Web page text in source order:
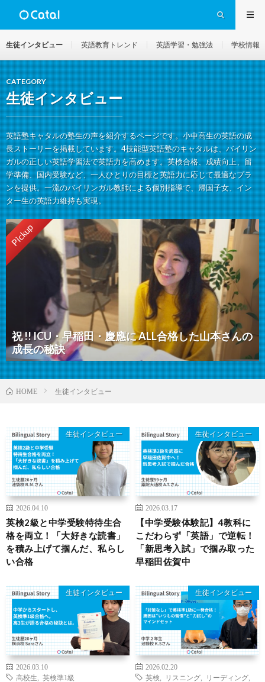
生徒インタビュー 英語教育トレンド 英語学習・勉強法 学校情報
CATEGORY
生徒インタビュー
英語塾キャタルの塾生の声を紹介するページです。小中高生の英語の成
長ストーリーを掲載しています。4技能型英語塾のキャタルは、バイリン
ガルの正しい英語学習法で英語力を高めます。英検合格、成績向上、留
学準備、国内受験など、一人ひとりの目標と英語力に応じて最適なプラ
ンを提供。一流のバイリンガル教師による個別指導で、帰国子女、イン
ター生の英語力維持も実現。
Pickup
祝 !! ICU・早稲田・慶應に ALL合格した山本さんの
成長の秘訣
HOME 生徒インタビュー
生徒インタビュー
2026.04.10
英検2級と中学受験特待生合
格を両立！「大好きな読書」
を積み上げて掴んだ、私らし
い合格
生徒インタビュー
2026.03.17
【中学受験体験記】4教科に
こだわらず「英語」で逆転！
「新思考入試」で掴み取った
早稲田佐賀中
生徒インタビュー
2026.03.10
高校生
英検準1級
生徒インタビュー
2026.02.20
英検
リスニング リーディング